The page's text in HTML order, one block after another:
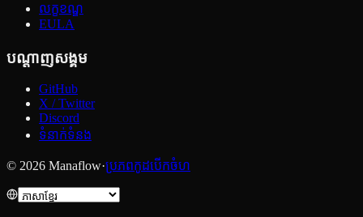
លក្ខខណ្ឌ
EULA
បណ្ដាញសង្គម
GitHub
X / Twitter
Discord
ទំនាក់ទំនង
© 2026 Manaflow·ប្រភពកូដបើកចំហ